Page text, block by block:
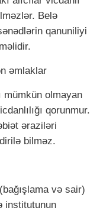
Belə
qanuniliyi
əmlaklar
mümkün olmayan
qorunmur.
əraziləri
bilməz.
və sair)
institutunun